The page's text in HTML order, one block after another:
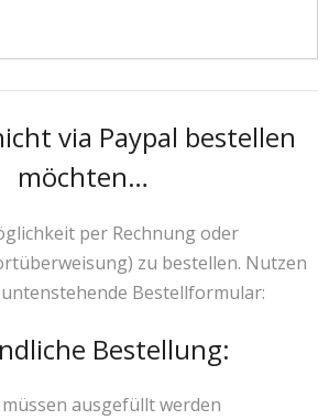
via Paypal bestellen
möchten…
per Rechnung oder
zu bestellen. Nutzen
Bestellformular:
Bestellung:
müssen ausgefüllt werden